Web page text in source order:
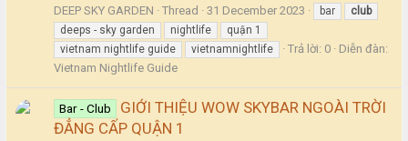
DEEP SKY GARDEN
Thread 31 December 2023 bar
club
deeps - sky garden
nightlife
quận 1
vietnam nightlife guide
vietnamnightlife Trả lời: 0
Diễn đàn:
Vietnam Nightlife Guide
Bar - Club
GIỚI THIỆU WOW SKYBAR NGOÀI TRỜI
ĐẲNG CẤP QUẬN 1